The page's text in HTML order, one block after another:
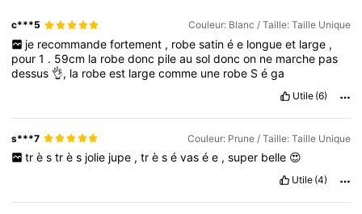
c***5 Couleur: Blanc / Taille: Taille Unique
je recommande fortement , robe satin é e longue et large ,
pour1 . 59cm la robedonc pileausoldoncon ne marche pas
dessus 👌, la robeest largecomme une robe Séga
Utile (6)
s***7 Couleur: Prune / Taille: Taille Unique
tr è s tr è s jolie jupe , tr è s é vas é e , super belle 😍
Utile (4)